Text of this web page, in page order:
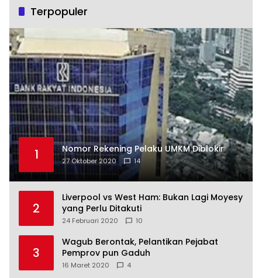
Terpopuler
1 Nomor Rekening Pelaku UMKM Diblokir
27 Oktober 2020 14
2
Liverpool vs West Ham: Bukan Lagi Moyesy
yang Perlu Ditakuti
24 Februari 2020 10
3
Wagub Berontak, Pelantikan Pejabat
Pemprov pun Gaduh
16 Maret 2020 4